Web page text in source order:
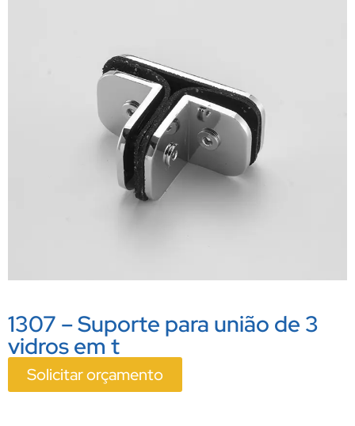
1307 – Suporte para união de 3
vidros em t
Solicitar orçamento